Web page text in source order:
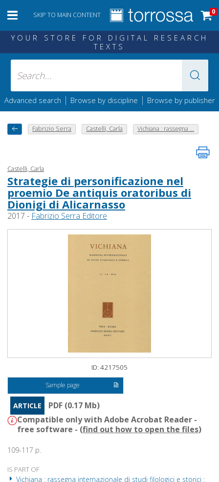
SKIP TO MAIN CONTENT 0
YOUR STORE FOR DIGITAL RESEARCH
TEXTS
Advanced search | Browse by discipline | Browse by publisher
Fabrizio Serra Castelli, Carla Vichiana : rassegna ...
Castelli, Carla
Strategie di personificazione nel
proemio De antiquis oratoribus di
Dionigi di Alicarnasso
2017 - Fabrizio Serra Editore
ID: 4217505
Sample page
ARTICLE
PDF (0.17 Mb)
Compatible only with Adobe Acrobat Reader -
free software - (find out how to open the files)
109-117 p.
IS PART OF
Vichiana : rassegna internazionale di studi filologici e storici :